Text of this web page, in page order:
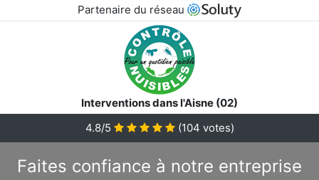
Partenaire du réseau
Interventions dans l'Aisne (02)
4.8/5
(104 votes)
Faites confiance à notre entreprise